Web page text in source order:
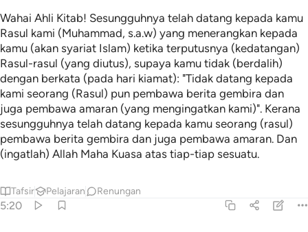
Wahai Ahli Kitab! Sesungguhnya telah datang kepada kamu
Rasul kami (Muhammad, s.a.w) yang menerangkan kepada
kamu (akan syariat Islam) ketika terputusnya (kedatangan)
Rasul-rasul (yang diutus), supaya kamu tidak (berdalih)
dengan berkata (pada hari kiamat): "Tidak datang kepada
kami seorang (Rasul) pun pembawa berita gembira dan
juga pembawa amaran (yang mengingatkan kami)". Kerana
sesungguhnya telah datang kepada kamu seorang (rasul)
pembawa berita gembira dan juga pembawa amaran. Dan
(ingatlah) Allah Maha Kuasa atas tiap-tiap sesuatu.
Tafsir Pelajaran Renungan
5:20